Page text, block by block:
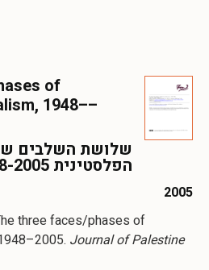
of
1948––
שלושת השלבים
הפלסטינית 1948-2005
2005
three faces/phases of
Journal of Palestine